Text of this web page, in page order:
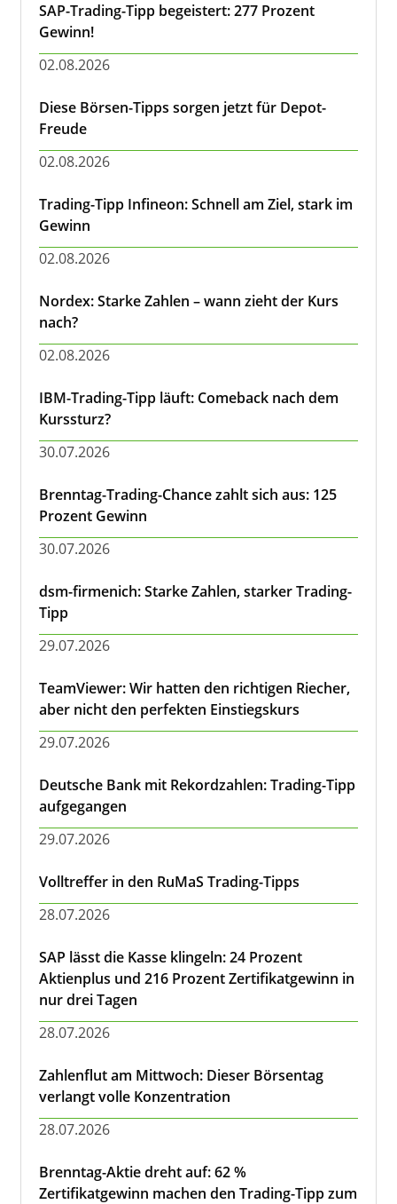
SAP-Trading-Tipp begeistert: 277 Prozent
Gewinn!
02.08.2026
Diese Börsen-Tipps sorgen jetzt für Depot-
Freude
02.08.2026
Trading-Tipp Infineon: Schnell am Ziel, stark im
Gewinn
02.08.2026
Nordex: Starke Zahlen – wann zieht der Kurs
nach?
02.08.2026
IBM-Trading-Tipp läuft: Comeback nach dem
Kurssturz?
30.07.2026
Brenntag-Trading-Chance zahlt sich aus: 125
Prozent Gewinn
30.07.2026
dsm-firmenich: Starke Zahlen, starker Trading-
Tipp
29.07.2026
TeamViewer: Wir hatten den richtigen Riecher,
aber nicht den perfekten Einstiegskurs
29.07.2026
Deutsche Bank mit Rekordzahlen: Trading-Tipp
aufgegangen
29.07.2026
Volltreffer in den RuMaS Trading-Tipps
28.07.2026
SAP lässt die Kasse klingeln: 24 Prozent
Aktienplus und 216 Prozent Zertifikatgewinn in
nur drei Tagen
28.07.2026
Zahlenflut am Mittwoch: Dieser Börsentag
verlangt volle Konzentration
28.07.2026
Brenntag-Aktie dreht auf: 62 %
Zertifikatgewinn machen den Trading-Tipp zum